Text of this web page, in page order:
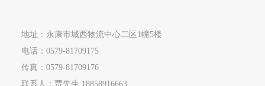
地址：永康市城西物流中心二区1幢5楼
电话： 0579-81709175
传真：0579-81709176
联系人：贾先生 18858916663